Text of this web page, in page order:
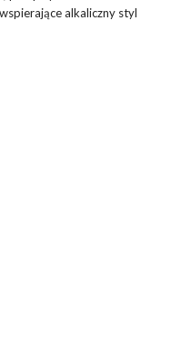
alkaliczny styl